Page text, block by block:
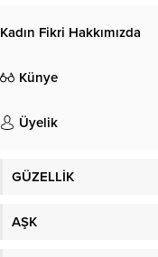
Kadın Fikri Hakkımızda
Künye
Üyelik
GÜZELLİK
AŞK